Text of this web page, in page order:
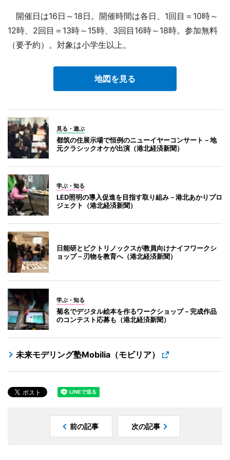
開催日は16日～18日。開催時間は各日、1回目＝10時～
12時、2回目＝13時～15時、3回目16時～18時。参加無料
（要予約）。対象は小学生以上。
地図を見る
見る・遊ぶ
都筑の住展示場で恒例のニューイヤーコンサート－地
元クラシックオケが出演（港北経済新聞）
学ぶ・知る
LED照明の導入促進を目指す取り組み－港北あかりプロ
ジェクト（港北経済新聞）
日能研とビクトリノックスが教員向けナイフワークシ
ョップ－刃物を教育へ（港北経済新聞）
学ぶ・知る
菊名でデジタル絵本を作るワークショップ－完成作品
のコンテスト応募も（港北経済新聞）
未来モデリング塾Mobilia（モビリア）
前の記事 次の記事